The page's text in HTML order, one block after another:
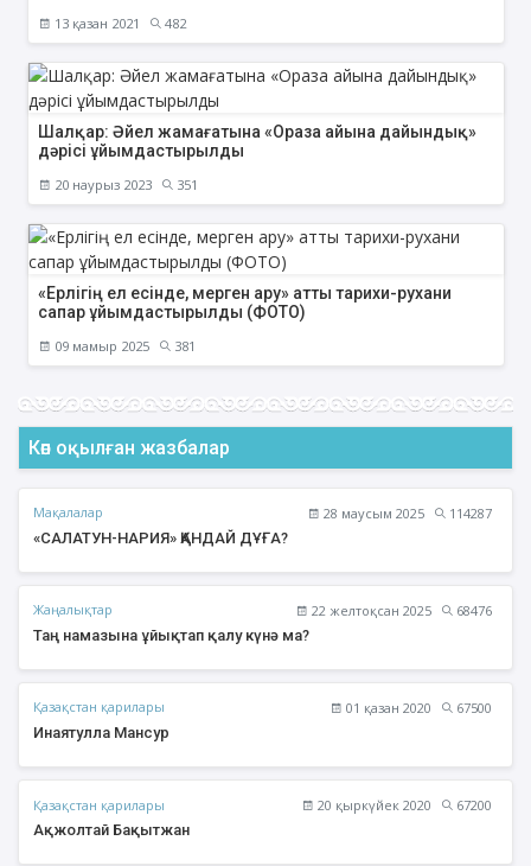
13 қазан 2021 482
Шалқар: Әйел жамағатына «Ораза айына дайындық»
дәрісі ұйымдастырылды
20 наурыз 2023 351
«Ерлігің ел есінде, мерген ару» атты тарихи-рухани
сапар ұйымдастырылды (ФОТО)
09 мамыр 2025 381
Көп оқылған жазбалар
Мақалалар 28 маусым 2025
114287
«САЛАТУН-НАРИЯ» ҚАНДАЙ ДҰҒА?
Жаңалықтар 22 желтоқсан 2025
68476
Таң намазына ұйықтап қалу күнә ма?
Қазақстан қарилары 01 қазан 2020
67500
Инаятулла Мансур
Қазақстан қарилары 20 қыркүйек 2020
67200
Ақжолтай Бақытжан